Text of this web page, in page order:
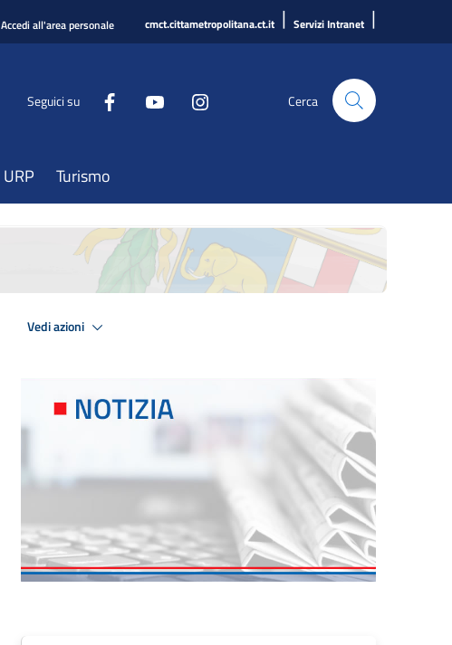
Accedi all'area personale cmct.cittametropolitana.ct.it | Servizi Intranet |
Seguici su Cerca
URP Turismo
Vedi azioni